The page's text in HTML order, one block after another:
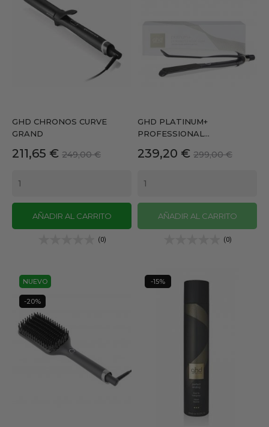
GHD CHRONOS CURVE
GRAND
Precio
211,65 € Precio
249,00 €
AÑADIR AL CARRITO
(0)
GHD PLATINUM+
PROFESSIONAL...
Precio
239,20 € Precio
299,00 €
AÑADIR AL CARRITO
(0)
NUEVO
-20%
-15%